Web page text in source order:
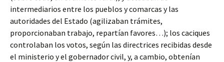
intermediarios entre los pueblos y comarcas y las
autoridades del Estado (agilizaban trámites,
proporcionaban trabajo, repartían favores…); los caciques
controlaban los votos, según las directrices recibidas desde
el ministerio y el gobernador civil, y, a cambio, obtenían